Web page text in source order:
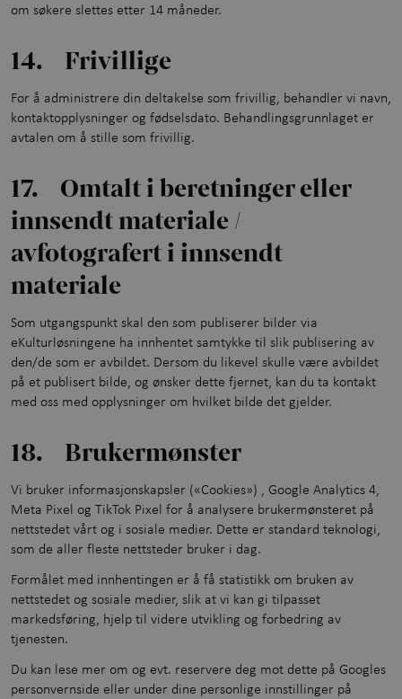
om søkere slettes etter 14 måneder.
14. Frivillige
For å administrere din deltakelse som frivillig, behandler vi navn,
kontaktopplysninger og fødselsdato. Behandlingsgrunnlaget er
avtalen om å stille som frivillig.
17. Omtalt i beretninger eller
innsendt materiale /
avfotografert i innsendt
materiale
Som utgangspunkt skal den som publiserer bilder via
eKulturløsningene ha innhentet samtykke til slik publisering av
den/de som er avbildet. Dersom du likevel skulle være avbildet
på et publisert bilde, og ønsker dette fjernet, kan du ta kontakt
med oss med opplysninger om hvilket bilde det gjelder.
18. Brukermønster
Vi bruker informasjonskapsler («Cookies») , Google Analytics 4,
Meta Pixel og TikTok Pixel for å analysere brukermønsteret på
nettstedet vårt og i sosiale medier. Dette er standard teknologi,
som de aller fleste nettsteder bruker i dag.
Formålet med innhentingen er å få statistikk om bruken av
nettstedet og sosiale medier, slik at vi kan gi tilpasset
markedsføring, hjelp til videre utvikling og forbedring av
tjenesten.
Du kan lese mer om og evt. reservere deg mot dette på Googles
personvernside eller under dine personlige innstillinger på